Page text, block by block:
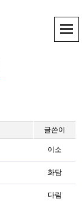
글쓴이
이소
화담
다림